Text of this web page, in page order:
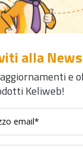
alla
e
Keliweb!